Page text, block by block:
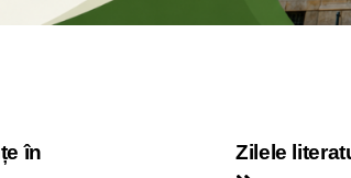
Zilele
în